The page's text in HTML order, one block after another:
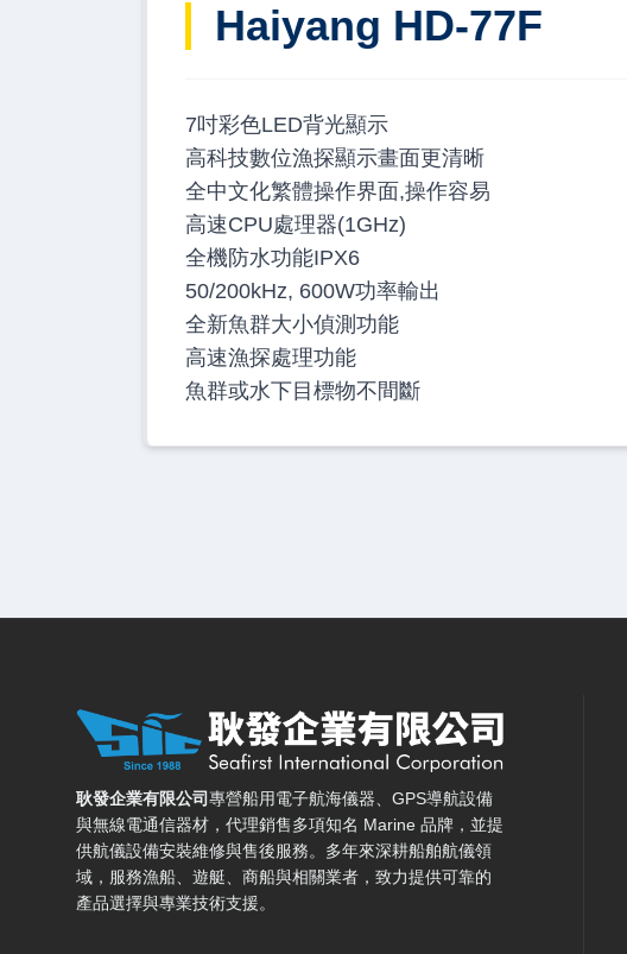
Haiyang HD-77F
7吋彩色LED背光顯示
高科技數位漁探顯示畫面更清晰
全中文化繁體操作界面,操作容易
高速CPU處理器(1GHz)
全機防水功能IPX6
50/200kHz, 600W功率輸出
全新魚群大小偵測功能
高速漁探處理功能
魚群或水下目標物不間斷
耿發企業有限公司 — 網站概要、主導覽與聯絡方式
耿發企業有限公司專營船用電子航海儀器、GPS導航設備
與無線電通信器材，代理銷售多項知名 Marine 品牌，並提
供航儀設備安裝維修與售後服務。多年來深耕船舶航儀領
域，服務漁船、遊艇、商船與相關業者，致力提供可靠的
產品選擇與專業技術支援。